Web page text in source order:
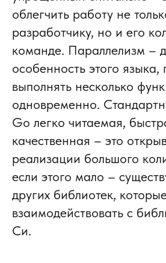
облегчить работу не
разработчику, но и его
команде. Параллелизм –
особенность этого
выполнять несколько
одновременно.
Go легко читаемая,
качественная – это
реализации большого
если этого мало –
других библиотек,
взаимодействовать с
Си.